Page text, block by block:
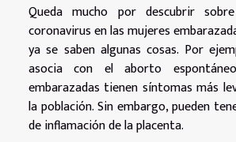
Queda mucho por descubrir
coronavirus en las mujeres
ya se saben algunas cosas. Por
asocia con el aborto
embarazadas tienen síntomas más
la población. Sin embargo, pueden
de inflamación de la placenta.